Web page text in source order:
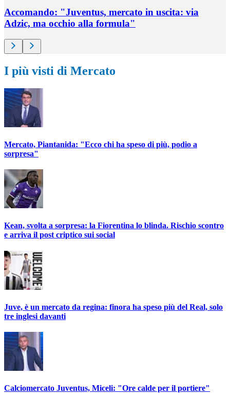
Accomando: "Juventus, mercato in uscita: via
Adzic, ma occhio alla formula"
I più visti di Mercato
Mercato, Piantanida: "Ecco chi ha speso di più, podio a
sorpresa"
Kean, svolta a sorpresa: la Fiorentina lo blinda. Rischio scontro
e arriva il post criptico sui social
Juve, è un mercato da regina: finora ha speso più del Real, solo
tre inglesi davanti
Calciomercato Juventus, Miceli: "Ore calde per il portiere"